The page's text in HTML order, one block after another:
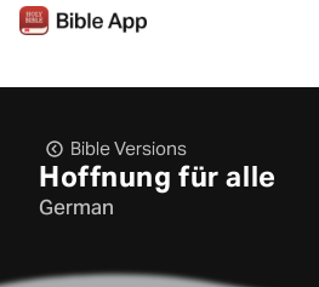
Bible Versions
Hoffnung für alle
German